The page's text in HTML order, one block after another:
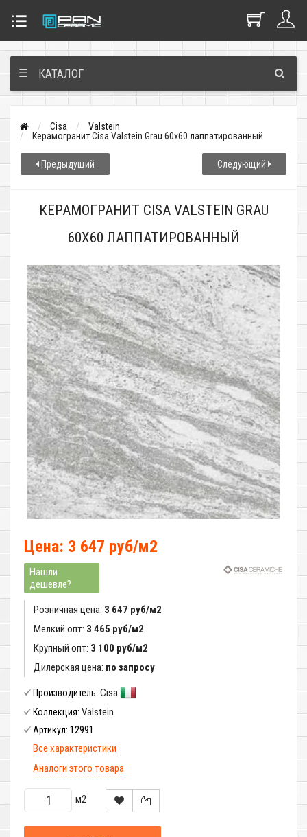
☰ КАТАЛОГ
Cisa
Valstein
Керамогранит Cisa Valstein Grau 60x60 лаппатированный
Предыдущий Следующий
КЕРАМОГРАНИТ CISA VALSTEIN GRAU
60X60 ЛАППАТИРОВАННЫЙ
Цена: 3 647 руб/м2
Нашли
дешевле?
Розничная цена: 3 647 руб/м2
Мелкий опт: 3 465 руб/м2
Крупный опт: 3 100 руб/м2
Дилерская цена: по запросу
Производитель: Cisa
Коллекция: Valstein
Артикул: 12991
Все характеристики
Аналоги этого товара
м2